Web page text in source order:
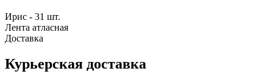
Ирис - 31 шт.
Лента атласная
Доставка
Курьерская доставка